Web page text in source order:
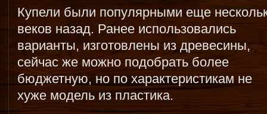
Купели были популярными еще
веков назад. Ранее использовались
варианты, изготовлены из древесины,
сейчас же можно подобрать более
бюджетную, но по характеристикам не
хуже модель из пластика.